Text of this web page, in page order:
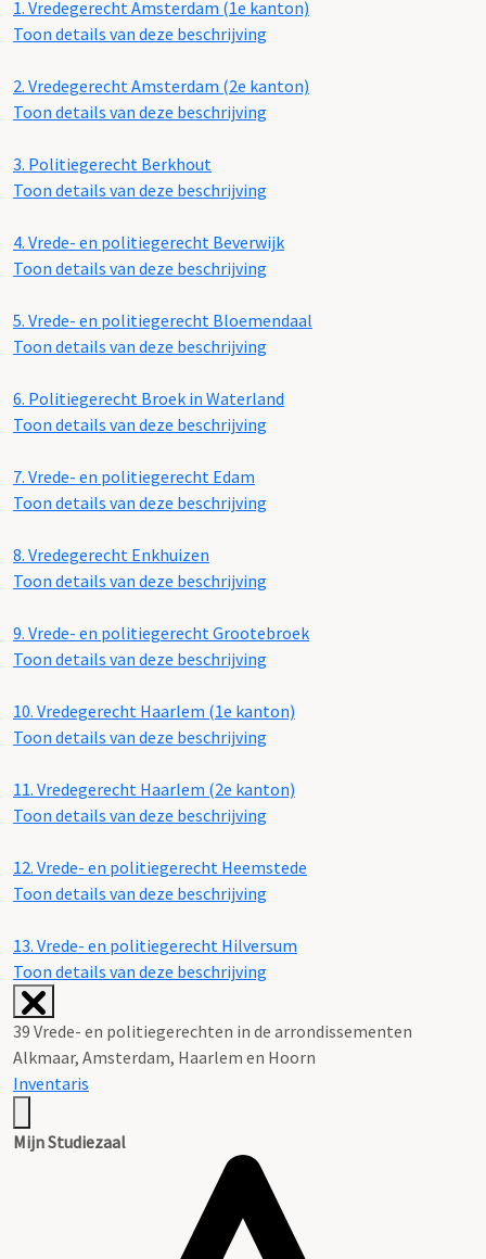
1. Vredegerecht Amsterdam (1e kanton)
Toon details van deze beschrijving
2. Vredegerecht Amsterdam (2e kanton)
Toon details van deze beschrijving
3. Politiegerecht Berkhout
Toon details van deze beschrijving
4. Vrede- en politiegerecht Beverwijk
Toon details van deze beschrijving
5. Vrede- en politiegerecht Bloemendaal
Toon details van deze beschrijving
6. Politiegerecht Broek in Waterland
Toon details van deze beschrijving
7. Vrede- en politiegerecht Edam
Toon details van deze beschrijving
8. Vredegerecht Enkhuizen
Toon details van deze beschrijving
9. Vrede- en politiegerecht Grootebroek
Toon details van deze beschrijving
10. Vredegerecht Haarlem (1e kanton)
Toon details van deze beschrijving
11. Vredegerecht Haarlem (2e kanton)
Toon details van deze beschrijving
12. Vrede- en politiegerecht Heemstede
Toon details van deze beschrijving
13. Vrede- en politiegerecht Hilversum
Toon details van deze beschrijving
39 Vrede- en politiegerechten in de arrondissementen
Alkmaar, Amsterdam, Haarlem en Hoorn
Inventaris
Mijn Studiezaal